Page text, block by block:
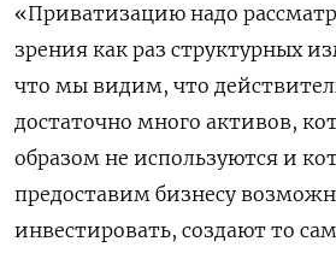
«Приватизацию надо
зрения как раз структурных
что мы видим, что
достаточно много активов,
образом не используются и
предоставим бизнесу
инвестировать, создают то